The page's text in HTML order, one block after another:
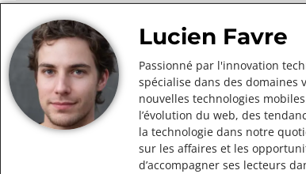
Lucien Favre
Passionné par l'innovation
spécialise dans des domaines
nouvelles technologies
l’évolution du web, des
la technologie dans notre
sur les affaires et les
d’accompagner ses lecteurs